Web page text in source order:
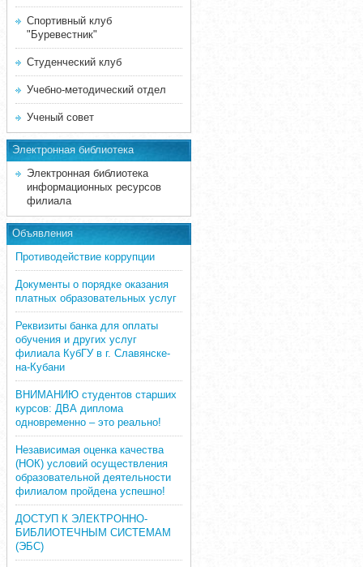
Спортивный клуб
"Буревестник"
Студенческий клуб
Учебно-методический отдел
Ученый совет
Электронная библиотека
Электронная библиотека
информационных ресурсов
филиала
Объявления
Противодействие коррупции
Документы о порядке оказания
платных образовательных услуг
Реквизиты банка для оплаты
обучения и других услуг
филиала КубГУ в г. Славянске-
на-Кубани
ВНИМАНИЮ студентов старших
курсов: ДВА диплома
одновременно – это реально!
Независимая оценка качества
(НОК) условий осуществления
образовательной деятельности
филиалом пройдена успешно!
ДОСТУП К ЭЛЕКТРОННО-
БИБЛИОТЕЧНЫМ СИСТЕМАМ
(ЭБС)